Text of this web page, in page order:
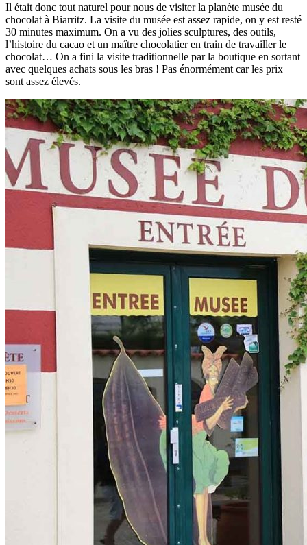
Il était donc tout naturel pour nous de visiter la planète musée du
chocolat à Biarritz. La visite du musée est assez rapide, on y est resté
30 minutes maximum. On a vu des jolies sculptures, des outils,
l’histoire du cacao et un maître chocolatier en train de travailler le
chocolat… On a fini la visite traditionnelle par la boutique en sortant
avec quelques achats sous les bras ! Pas énormément car les prix
sont assez élevés.